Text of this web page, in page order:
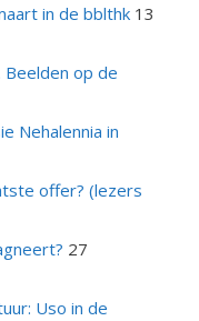
in de bblthk 13
Beelden op de
Nehalennia in
offer? (lezers
27
Uso in de